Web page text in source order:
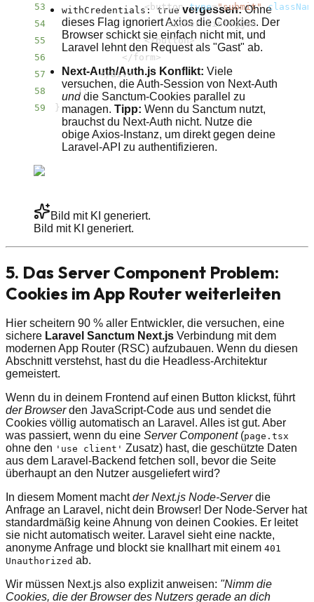
53
< button type="submit"
54
55
</​button>
56
< /​form>
57
</​div>
58
);
59
}
withCredentials: truevergessen:Ohne
dieses Flag ignoriert Axios die Cookies. Der
Browser schickt sie einfach nicht mit, und
Laravel lehnt den Request als "Gast" ab.
Next-Auth/Auth.js Konflikt: Viele
versuchen, die Auth-Session von Next-Auth
unddie Sanctum-Cookies parallel zu
managen. Tipp: Wenn du Sanctum nutzt,
brauchst du Next-Auth nicht. Nutze die
obige Axios-Instanz, um direkt gegen deine
Laravel-API zu authentifizieren.
Bild mit KI generiert.
Bild mit KI generiert.
5. Das Server Component Problem:
Cookies im App Router weiterleiten
Hier scheitern 90 % aller Entwickler, die versuchen, eine
sichere Laravel Sanctum Next.js Verbindung mit dem
modernen App Router (RSC) aufzubauen. Wenn du diesen
Abschnitt verstehst, hast du die Headless-Architektur
gemeistert.
Wenn du in deinem Frontend auf einen Button klickst, führt
der Browserden JavaScript-Code aus und sendet die
Cookies völlig automatisch an Laravel. Alles ist gut. Aber
was passiert, wenn du eine Server Component(page.tsx
ohne den 'use client' Zusatz) hast, die geschützte Daten
aus dem Laravel-Backend fetchen soll, bevor die Seite
überhaupt an den Nutzer ausgeliefert wird?
In diesem Moment machtder Next.js Node-Serverdie
Anfrage an Laravel, nicht dein Browser! Der Node-Server hat
standardmäßig keine Ahnung von deinen Cookies. Er leitet
sie nicht automatisch weiter. Laravel sieht eine nackte,
anonyme Anfrage und blockt sie knallhart mit einem 401
Unauthorized ab.
Wir müssen Next.js also explizit anweisen: "Nimm die
Cookies, die der Browser des Nutzers gerade an dich